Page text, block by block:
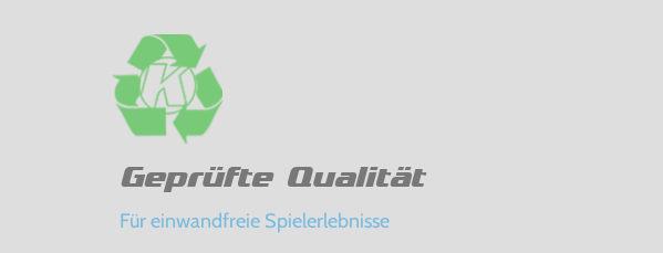
Geprüfte Qualität
Für einwandfreie Spielerlebnisse